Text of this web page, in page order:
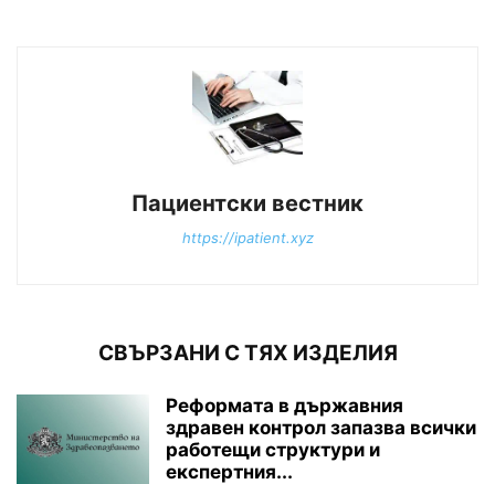
Пациентски вестник
https://ipatient.xyz
СВЪРЗАНИ С ТЯХ ИЗДЕЛИЯ
Реформата в държавния
здравен контрол запазва всички
работещи структури и
експертния...